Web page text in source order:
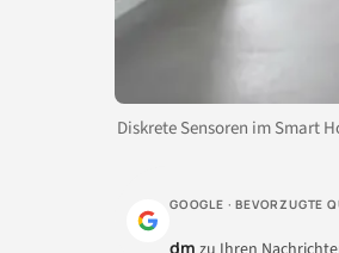
Diskrete Sensoren im Smart
GOOGLE · BEVORZUGTE
dm